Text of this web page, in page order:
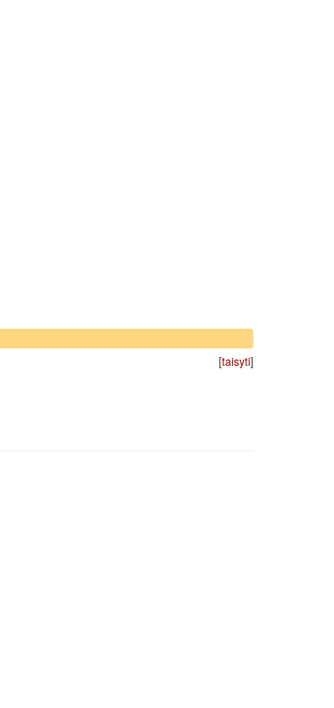
[taisyti]